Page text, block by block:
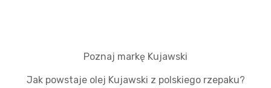
Poznaj markę Kujawski
Jak powstaje olej Kujawski z polskiego rzepaku?